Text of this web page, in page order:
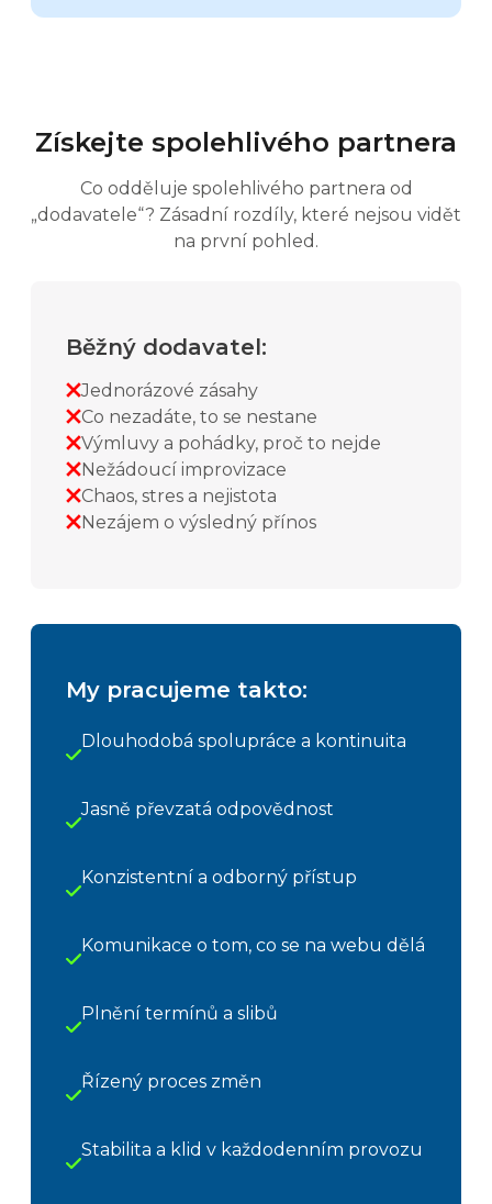
Získejte spolehlivého partnera
Co odděluje spolehlivého partnera od
„dodavatele“? Zásadní rozdíly, které nejsou vidět
na první pohled.
Běžný dodavatel:
Jednorázové zásahy
Co nezadáte, to se nestane
Výmluvy a pohádky, proč to nejde
Nežádoucí improvizace
Chaos, stres a nejistota
Nezájem o výsledný přínos
My pracujeme takto:
Dlouhodobá spolupráce a kontinuita
Jasně převzatá odpovědnost
Konzistentní a odborný přístup
Komunikace o tom, co se na webu dělá
Plnění termínů a slibů
Řízený proces změn
Stabilita a klid v každodenním provozu